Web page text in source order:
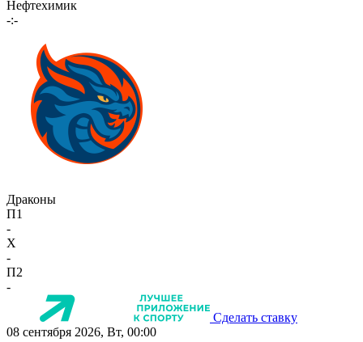
Нефтехимик
-:-
Драконы
П1
-
X
-
П2
-
Сделать ставку
08 сентября 2026, Вт, 00:00